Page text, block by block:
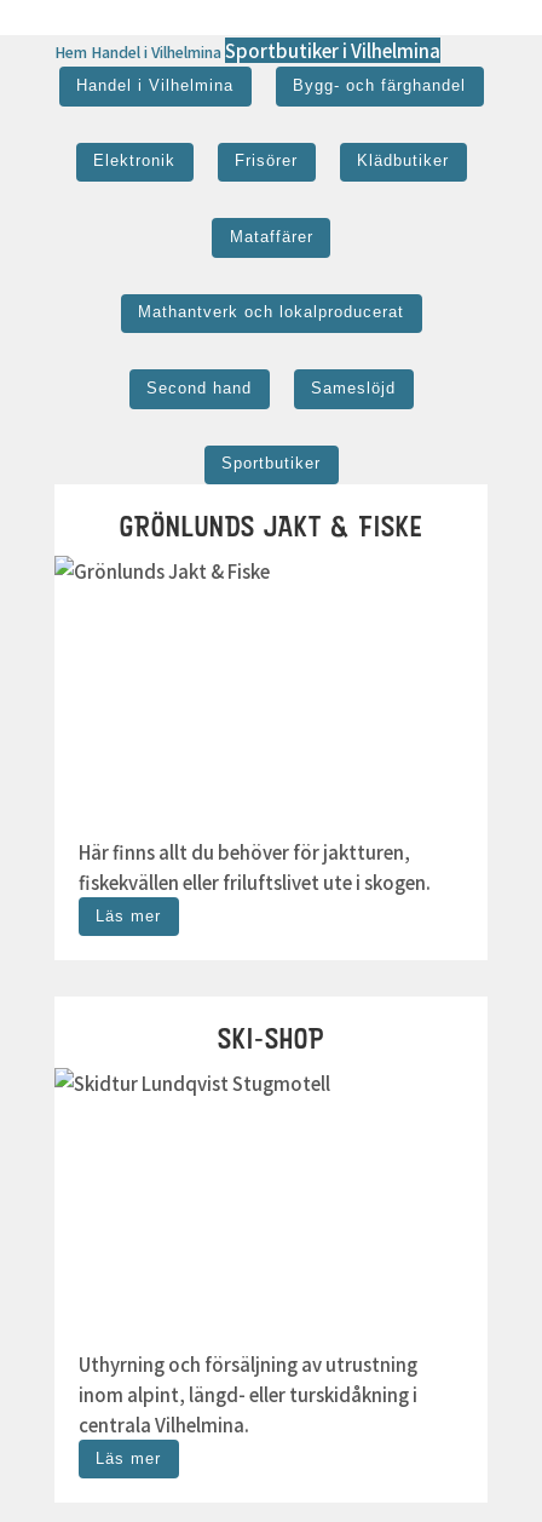
Hem Handel i VilhelminaSportbutiker i Vilhelmina
Handel i Vilhelmina Bygg- och färghandel
Elektronik Frisörer Klädbutiker
Mataffärer
Mathantverk och lokalproducerat
Second hand Sameslöjd
Sportbutiker
GRÖNLUNDS JAKT & FISKE
Här finns allt du behöver för jaktturen,
fiskekvällen eller friluftslivet ute i skogen.
Läs mer
SKI-SHOP
Uthyrning och försäljning av utrustning
inom alpint, längd- eller turskidåkning i
centrala Vilhelmina.
Läs mer